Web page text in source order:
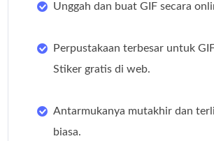
Unggah dan buat GIF secara
Perpustakaan terbesar untuk
Stiker gratis di web.
Antarmukanya mutakhir dan
biasa.